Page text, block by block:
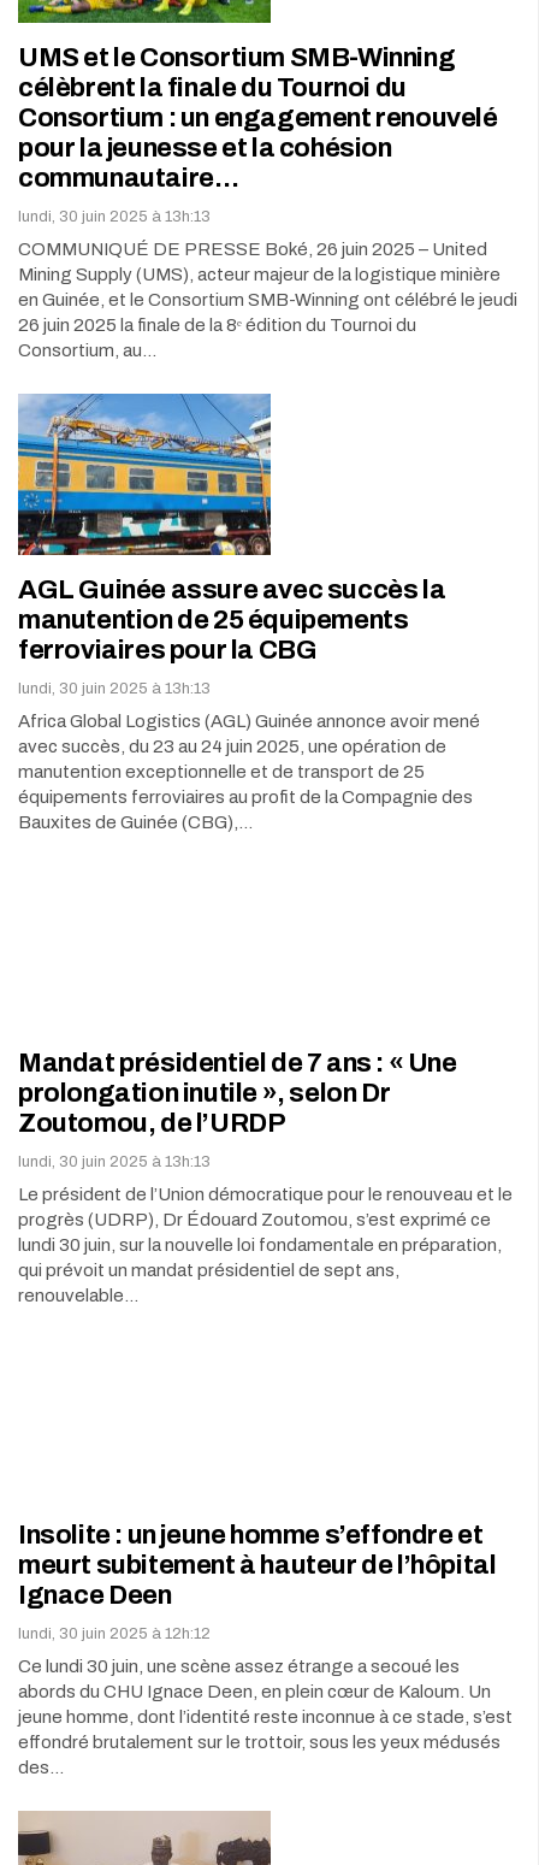
UMS et le Consortium SMB-Winning
célèbrent la finale du Tournoi du
Consortium : un engagement renouvelé
pour la jeunesse et la cohésion
communautaire…
lundi, 30 juin 2025 à 13h:13
COMMUNIQUÉ DE PRESSE Boké, 26 juin 2025 – United
Mining Supply (UMS), acteur majeur de la logistique minière
en Guinée, et le Consortium SMB-Winning ont célébré le jeudi
26 juin 2025 la finale de la 8ᵉ édition du Tournoi du
Consortium, au…
AGL Guinée assure avec succès la
manutention de 25 équipements
ferroviaires pour la CBG
lundi, 30 juin 2025 à 13h:13
Africa Global Logistics (AGL) Guinée annonce avoir mené
avec succès, du 23 au 24 juin 2025, une opération de
manutention exceptionnelle et de transport de 25
équipements ferroviaires au profit de la Compagnie des
Bauxites de Guinée (CBG),…
Mandat présidentiel de 7 ans : « Une
prolongation inutile », selon Dr
Zoutomou, de l’URDP
lundi, 30 juin 2025 à 13h:13
Le président de l’Union démocratique pour le renouveau et le
progrès (UDRP), Dr Édouard Zoutomou, s’est exprimé ce
lundi 30 juin, sur la nouvelle loi fondamentale en préparation,
qui prévoit un mandat présidentiel de sept ans,
renouvelable…
Insolite : un jeune homme s’effondre et
meurt subitement à hauteur de l’hôpital
Ignace Deen
lundi, 30 juin 2025 à 12h:12
Ce lundi 30 juin, une scène assez étrange a secoué les
abords du CHU Ignace Deen, en plein cœur de Kaloum. Un
jeune homme, dont l’identité reste inconnue à ce stade, s’est
effondré brutalement sur le trottoir, sous les yeux médusés
des…